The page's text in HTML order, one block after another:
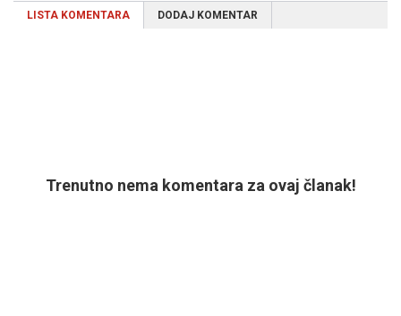
LISTA KOMENTARA DODAJ KOMENTAR
Trenutno nema komentara za ovaj članak!